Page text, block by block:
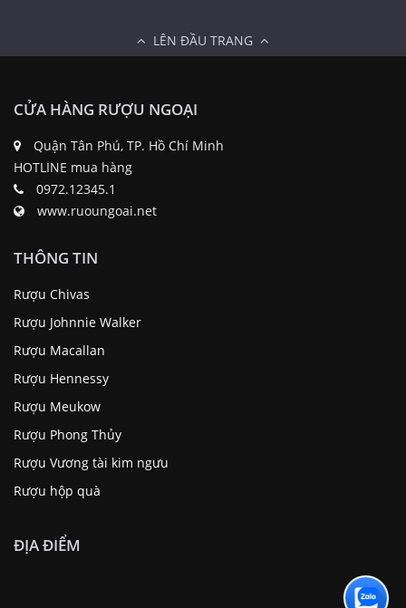
LÊN ĐẦU TRANG
CỬA HÀNG RƯỢU NGOẠI
Quận Tân Phú, TP. Hồ Chí Minh
HOTLINE mua hàng
0972.12345.1
www.ruoungoai.net
THÔNG TIN
Rượu Chivas
Rượu Johnnie Walker
Rượu Macallan
Rượu Hennessy
Rượu Meukow
Rượu Phong Thủy
Rượu Vương tài kim ngưu
Rượu hộp quà
ĐỊA ĐIỂM